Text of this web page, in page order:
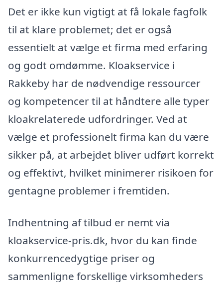
Det er ikke kun vigtigt at få lokale fagfolk
til at klare problemet; det er også
essentielt at vælge et firma med erfaring
og godt omdømme. Kloakservice i
Rakkeby har de nødvendige ressourcer
og kompetencer til at håndtere alle typer
kloakrelaterede udfordringer. Ved at
vælge et professionelt firma kan du være
sikker på, at arbejdet bliver udført korrekt
og effektivt, hvilket minimerer risikoen for
gentagne problemer i fremtiden.
Indhentning af tilbud er nemt via
kloakservice-pris.dk, hvor du kan finde
konkurrencedygtige priser og
sammenligne forskellige virksomheders